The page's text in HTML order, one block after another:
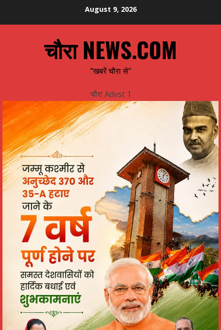
August 9, 2026
चौरा NEWS.COM
"खबरें चौरा से"
चौरा Advst 1